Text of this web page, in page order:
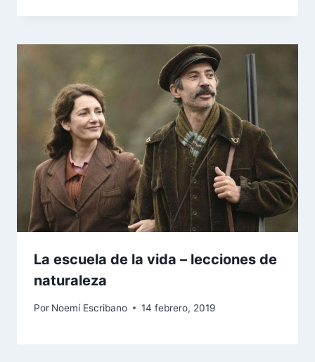
La escuela de la vida – lecciones de
naturaleza
Por Noemí Escribano 14 febrero, 2019